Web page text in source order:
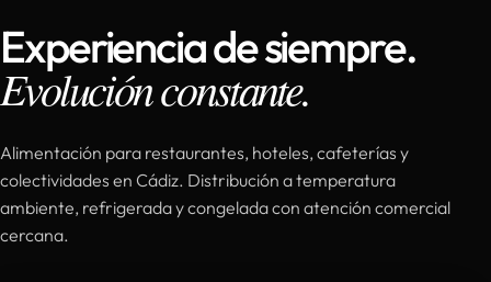
Experiencia de siempre.
Evolución constante.
Alimentación para restaurantes, hoteles, cafeterías y
colectividades en Cádiz. Distribución a temperatura
ambiente, refrigerada y congelada con atención comercial
cercana.